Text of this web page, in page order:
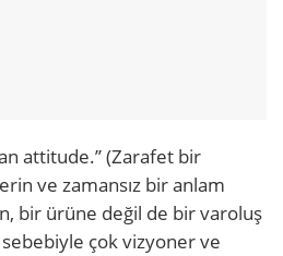
attitude.’’ (Zarafet bir
ve zamansız bir anlam
bir ürüne değil de bir varoluş
çok vizyoner ve